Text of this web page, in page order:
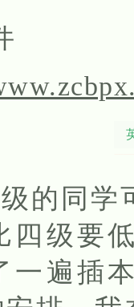
的同学
四级要
一遍插